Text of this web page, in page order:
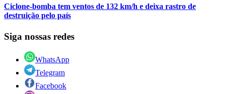
Ciclone-bomba tem ventos de 132 km/h e deixa rastro de
destruição pelo país
Siga nossas redes
WhatsApp
Telegram
Facebook